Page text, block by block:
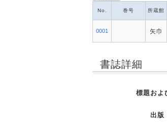
No. 巻号 所蔵館
0001 矢巾
書誌詳細
標題およ
出版